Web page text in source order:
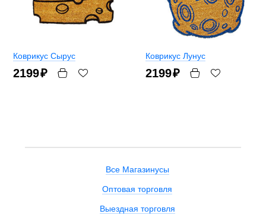
Коврикус Сырус
2199₽
Коврикус Лунус
2199₽
Все Магазинусы
Оптовая торговля
Выездная торговля